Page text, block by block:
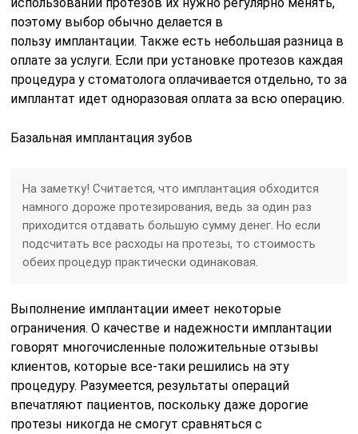
поэтому выбор обычно делается в
пользу имплантации. Также есть небольшая разница в
оплате за услуги. Если при установке протезов каждая
процедура у стоматолога оплачивается отдельно, то за
имплантат идет одноразовая оплата за всю операцию.
Базальная имплантация зубов
На заметку! Считается, что имплантация обходится
намного дороже протезирования, ведь за один раз
приходится отдавать большую сумму денег. Но если
подсчитать все расходы на протезы, то стоимость
обеих процедур практически одинаковая.
Выполнение имплантации имеет некоторые
ограничения. О качестве и надежности имплантации
говорят многочисленные положительные отзывы
клиентов, которые все-таки решились на эту
процедуру. Разумеется, результаты операций
впечатляют пациентов, поскольку даже дорогие
протезы никогда не смогут сравняться с